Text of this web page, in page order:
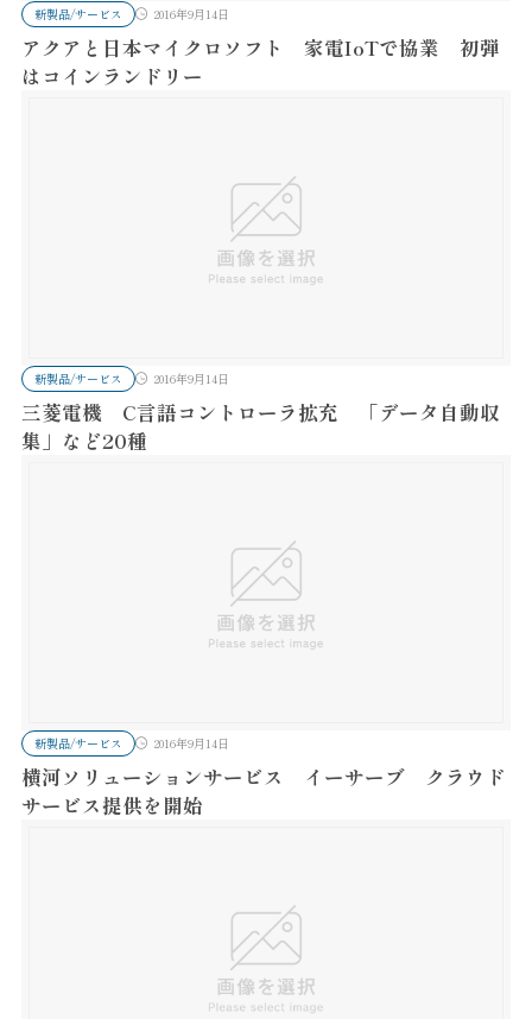
新製品/サービス 2016年9月14日
アクアと日本マイクロソフト 家電IoTで協業 初弾
はコインランドリー
新製品/サービス 2016年9月14日
三菱電機 C言語コントローラ拡充 「データ自動収
集」など20種
新製品/サービス 2016年9月14日
横河ソリューションサービス イーサーブ クラウド
サービス提供を開始